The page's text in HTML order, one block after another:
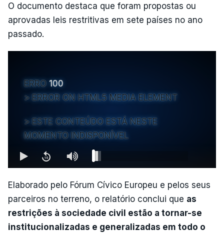
O documento destaca que foram propostas ou
aprovadas leis restritivas em sete países no ano
passado.
ERRO 100
ERROR ON HTML5 MEDIA ELEMENT
ESTE CONTEÚDO ESTÁ NESTE
MOMENTO INDISPONÍVEL
Elaborado pelo Fórum Cívico Europeu e pelos seus
parceiros no terreno, o relatório conclui que as
restrições à sociedade civil estão a tornar-se
institucionalizadas e generalizadas em todo o